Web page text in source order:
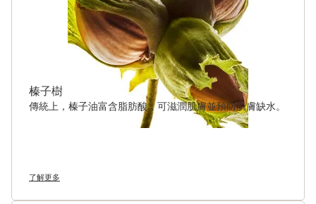
獨家配方凝聚Clarins 70年的專業護膚智慧，含有30%的植物精油
和96%天然成分。
榛子樹
傳統上，榛子油富含脂肪酸，可滋潤肌膚並預防肌膚缺水。
了解更多